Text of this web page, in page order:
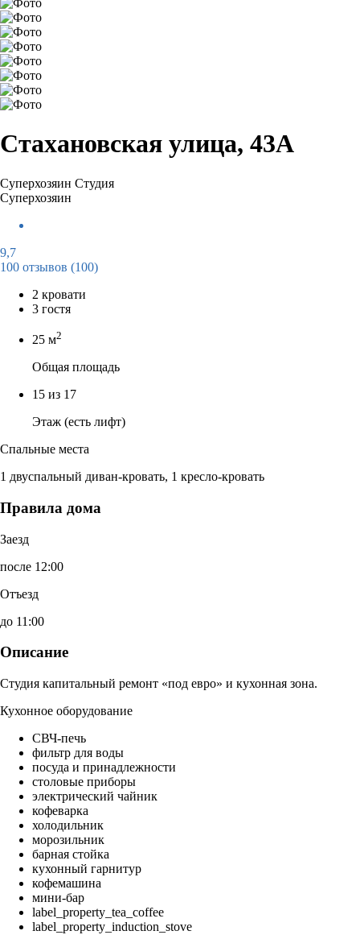
Стахановская улица, 43А
Суперхозяин Студия
Суперхозяин
9,7
100 отзывов (100)
2 кровати
3 гостя
25 м2
Общая площадь
15 из 17
Этаж (есть лифт)
Спальные места
1 двуспальный диван-кровать, 1 кресло-кровать
Правила дома
Заезд
после 12:00
Отъезд
до 11:00
Описание
Студия капитальный ремонт «под евро» и кухонная зона.
Кухонное оборудование
СВЧ-печь
фильтр для воды
посуда и принадлежности
столовые приборы
электрический чайник
кофеварка
холодильник
морозильник
барная стойка
кухонный гарнитур
кофемашина
мини-бар
label_property_tea_coffee
label_property_induction_stove